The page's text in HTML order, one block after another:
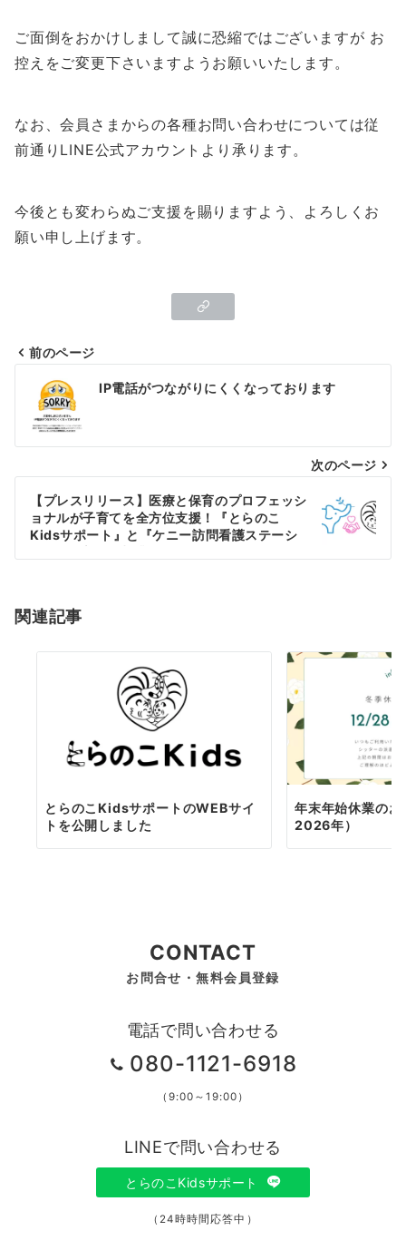
ご面倒をおかけしまして誠に恐縮ではございますが お
控えをご変更下さいますようお願いいたします。
なお、会員さまからの各種お問い合わせについては従
前通りLINE公式アカウントより承ります。
今後とも変わらぬご支援を賜りますよう、よろしくお
願い申し上げます。
ナ
ビ
ー
シ
ン
前のページ
IP電話がつながりにくくなっております
次のページ
【プレスリリース】医療と保育のプロフェッシ
ョナルが子育てを全方位支援！『とらのこ
Kidsサポート』と『ケニー訪問看護ステーシ
関連記事
とらのこKidsサポートのWEBサイ
トを公開しました
年末年始休業の
2026年）
CONTACT
お問合せ・無料会員登録
電話で問い合わせる
080-1121-6918
（9:00～19:00）
LINEで問い合わせる
とらのこKidsサポート
（24時時間応答中）